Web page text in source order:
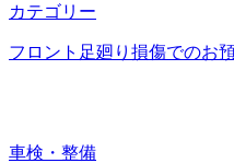
カテゴリー
フロント足廻り損傷でのお
車検・整備